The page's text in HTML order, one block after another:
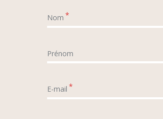
Nom *
Prénom
E-mail *